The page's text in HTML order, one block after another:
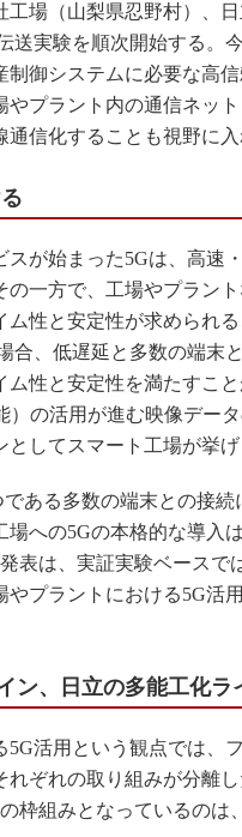
場（山梨県忍野村）、
送実験を順次開始する。
御システムに必要な高
やプラント内の通信ネッ
信化することも視野に入
が始まった5Gは、高速
一方で、工場やプラン
ム性と安定性が求められ
合、低遅延と多数の端末
ム性と安定性を満たすこ
の活用が進む映像デー
してスマート工場が挙げ
ある多数の端末との接
への5Gの本格的な導入
表は、実証実験ベースで
やプラントにおける5G活
ン、日立の多能工化ラ
活用という観点では、
れぞれの取り組みが分離
枠組みとなっているの